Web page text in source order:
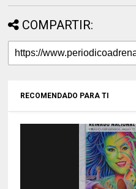
COMPARTIR:
RECOMENDADO PARA TI